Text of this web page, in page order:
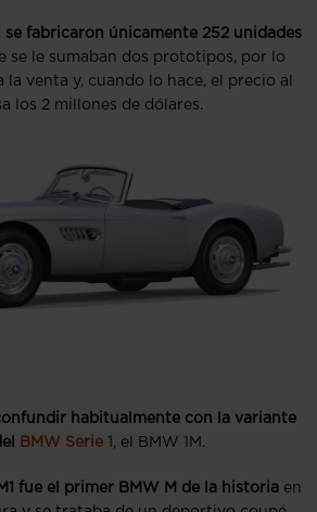
se fabricaron únicamente 252 unidades
se le sumaban dos prototipos, por lo
la venta y, cuando lo hace, el precio al
los 2 millones de dólares.
habitualmente con la variante
BMW Serie 1 , el BMW 1M.
fue el primer BMW M de la historia en